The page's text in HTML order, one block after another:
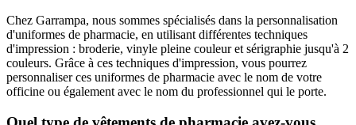
Chez Garrampa, nous sommes spécialisés dans la personnalisation
d'uniformes de pharmacie, en utilisant différentes techniques
d'impression : broderie, vinyle pleine couleur et sérigraphie jusqu'à 2
couleurs. Grâce à ces techniques d'impression, vous pourrez
personnaliser ces uniformes de pharmacie avec le nom de votre
officine ou également avec le nom du professionnel qui le porte.